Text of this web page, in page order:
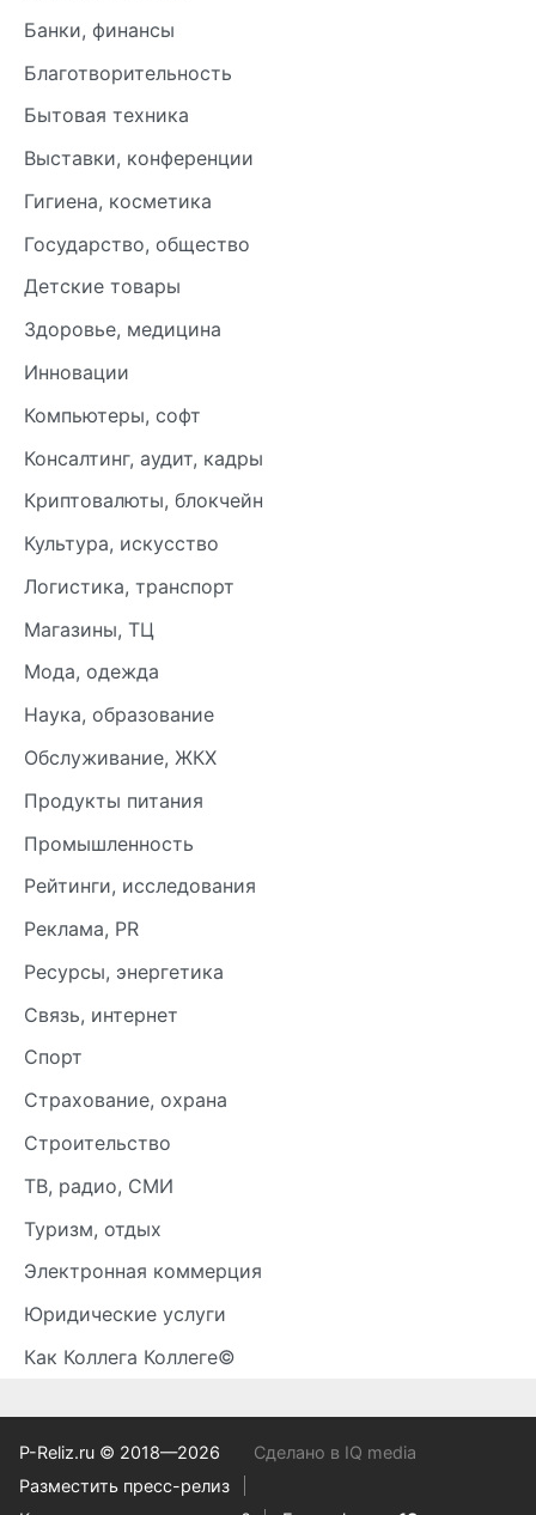
Банки, финансы
Благотворительность
Бытовая техника
Выставки, конференции
Гигиена, косметика
Государство, общество
Детские товары
Здоровье, медицина
Инновации
Компьютеры, софт
Консалтинг, аудит, кадры
Криптовалюты, блокчейн
Культура, искусство
Логистика, транспорт
Магазины, ТЦ
Мода, одежда
Наука, образование
Обслуживание, ЖКХ
Продукты питания
Промышленность
Рейтинги, исследования
Реклама, PR
Ресурсы, энергетика
Связь, интернет
Спорт
Страхование, охрана
Строительство
ТВ, радио, СМИ
Туризм, отдых
Электронная коммерция
Юридические услуги
Как Коллега Коллеге©
P-Reliz.ru © 2018—2026
Сделано в IQ media
Разместить пресс-релиз